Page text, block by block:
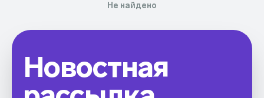
Не найдено
Новостная